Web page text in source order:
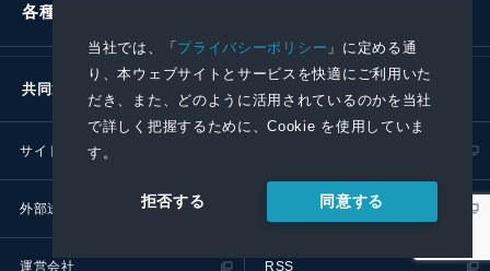
当社では、「プライバシーポリシー 」に定める通
り、本ウェブサイトとサービスを快適にご利用いた
だき、また、どのように活用されているのかを当社
で詳しく把握するために、Cookie を使用していま
す。
拒否する 同意する
各種お問い合わせ
共同通信社グループ
サイトポリシー
外部送信ポリシー プレスリリース取扱基準
運営会社 RSS